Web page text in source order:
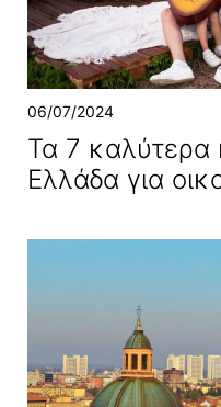
06/07/2024
Τα 7 καλύτερα
Ελλάδα για